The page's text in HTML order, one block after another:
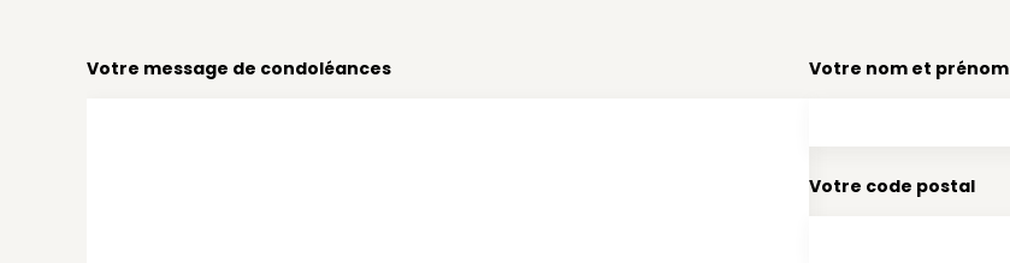
Votre message de condoléances Votre nom et prénom
Votre code postal